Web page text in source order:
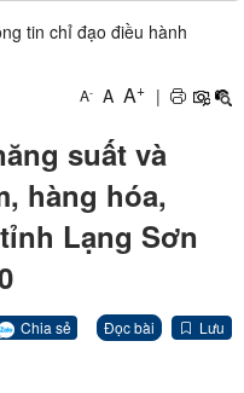
tin chỉ đạo điều hành
A- A A+ |
suất và
hàng hóa,
Lạng Sơn
Chia sẻ Đọc bài Lưu